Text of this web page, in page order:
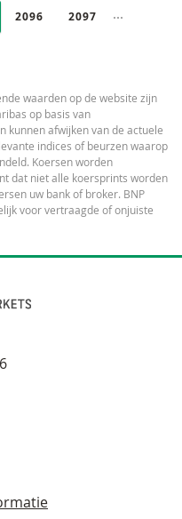
PAGINA
2096 PAGINA
2097
waarden op de website zijn
op basis van
kunnen afwijken van de actuele
indices of beurzen waarop
Koersen worden
dat niet alle koersprints worden
uw bank of broker. BNP
voor vertraagde of onjuiste